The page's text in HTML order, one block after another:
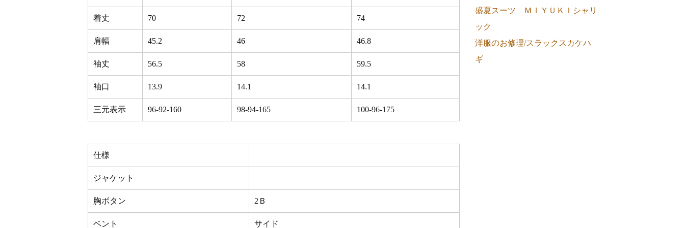
着丈 70 72 74
肩幅 45.2 46 46.8
袖丈 56.5 58 59.5
袖口 13.9 14.1 14.1
三元表示 96-92-160 98-94-165 100-96-175
仕様
ジャケット
胸ボタン 2Ｂ
ベント サイド
盛夏スーツ ＭＩＹＵＫＩシャリ
ック
洋服のお修理/スラックスカケハ
ギ